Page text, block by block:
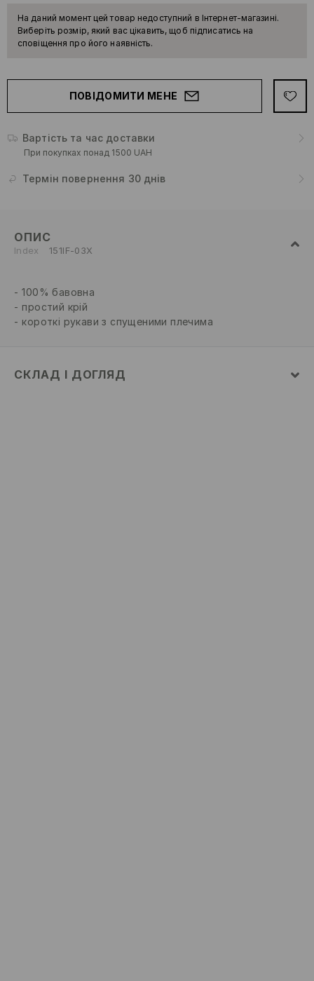
На даний момент цей товар недоступний в Інтернет-магазині.
Виберіть розмір, який вас цікавить, щоб підписатись на
сповіщення про його наявність.
ПОВІДОМИТИ МЕНЕ
Вартість та час доставки
При покупках понад 1500 UAH
Термін повернення 30 днів
ОПИС
Index 151IF-03X
100% бавовна
простий крій
короткі рукави з спущеними плечима
СКЛАД І ДОГЛЯД